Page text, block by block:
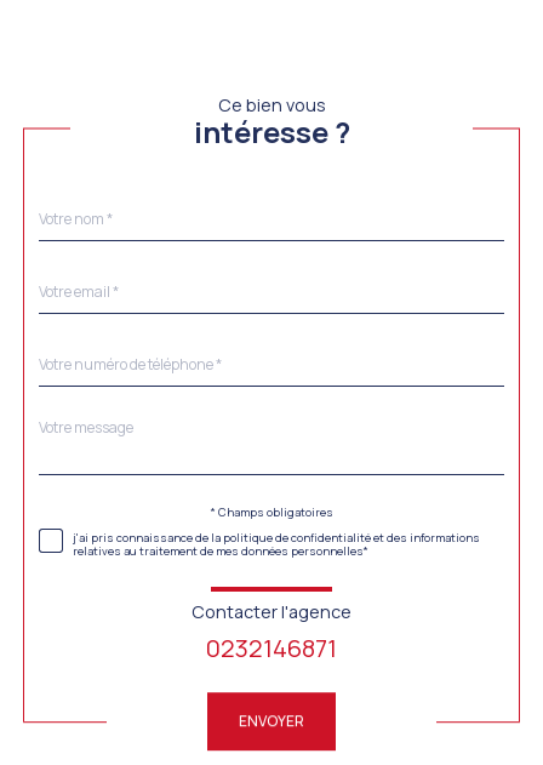
Ce bien vous
intéresse ?
par
*
*
*
Fieldset
Message
*
* Champs obligatoires
j'ai pris connaissance de la politique de confidentialité et des informations
relatives au traitement de mes données personnelles*
Contacter l'agence
0232146871
ENVOYER